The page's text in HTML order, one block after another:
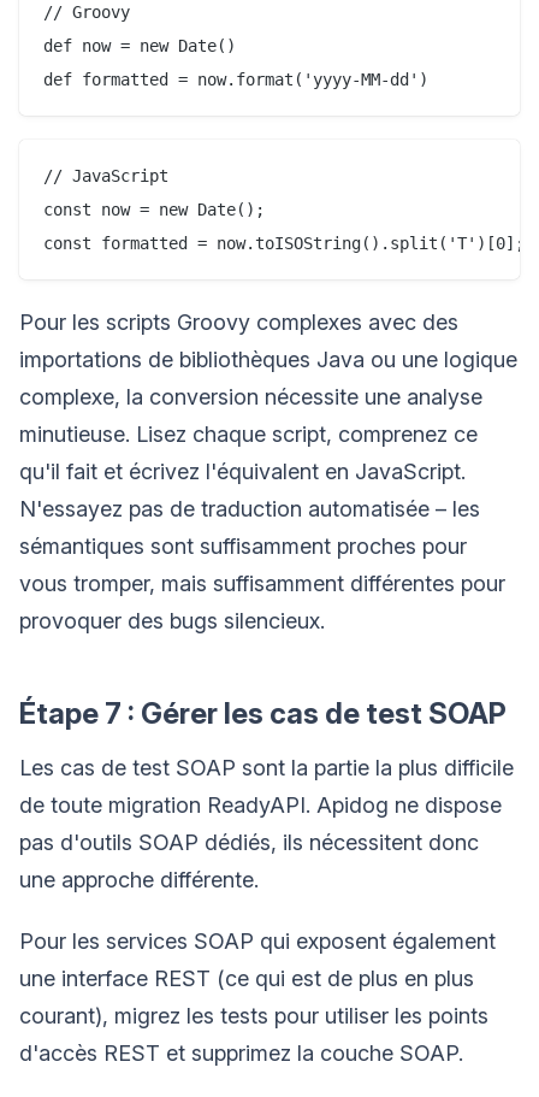
// Groovy
def now = new Date()
// JavaScript
const now = new Date();
Pour les scripts Groovy complexes avec des
importations de bibliothèques Java ou une logique
complexe, la conversion nécessite une analyse
minutieuse. Lisez chaque script, comprenez ce
qu'il fait et écrivez l'équivalent en JavaScript.
N'essayez pas de traduction automatisée – les
sémantiques sont suffisamment proches pour
vous tromper, mais suffisamment différentes pour
provoquer des bugs silencieux.
Étape 7 : Gérer les cas de test SOAP
Les cas de test SOAP sont la partie la plus difficile
de toute migration ReadyAPI. Apidog ne dispose
pas d'outils SOAP dédiés, ils nécessitent donc
une approche différente.
Pour les services SOAP qui exposent également
une interface REST (ce qui est de plus en plus
courant), migrez les tests pour utiliser les points
d'accès REST et supprimez la couche SOAP.